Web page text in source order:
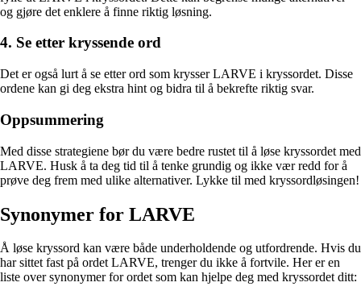
og gjøre det enklere å finne riktig løsning.
4. Se etter kryssende ord
Det er også lurt å se etter ord som krysser LARVE i kryssordet. Disse
ordene kan gi deg ekstra hint og bidra til å bekrefte riktig svar.
Oppsummering
Med disse strategiene bør du være bedre rustet til å løse kryssordet med
LARVE. Husk å ta deg tid til å tenke grundig og ikke vær redd for å
prøve deg frem med ulike alternativer. Lykke til med kryssordløsingen!
Synonymer for LARVE
Å løse kryssord kan være både underholdende og utfordrende. Hvis du
har sittet fast på ordet LARVE, trenger du ikke å fortvile. Her er en
liste over synonymer for ordet som kan hjelpe deg med kryssordet ditt: